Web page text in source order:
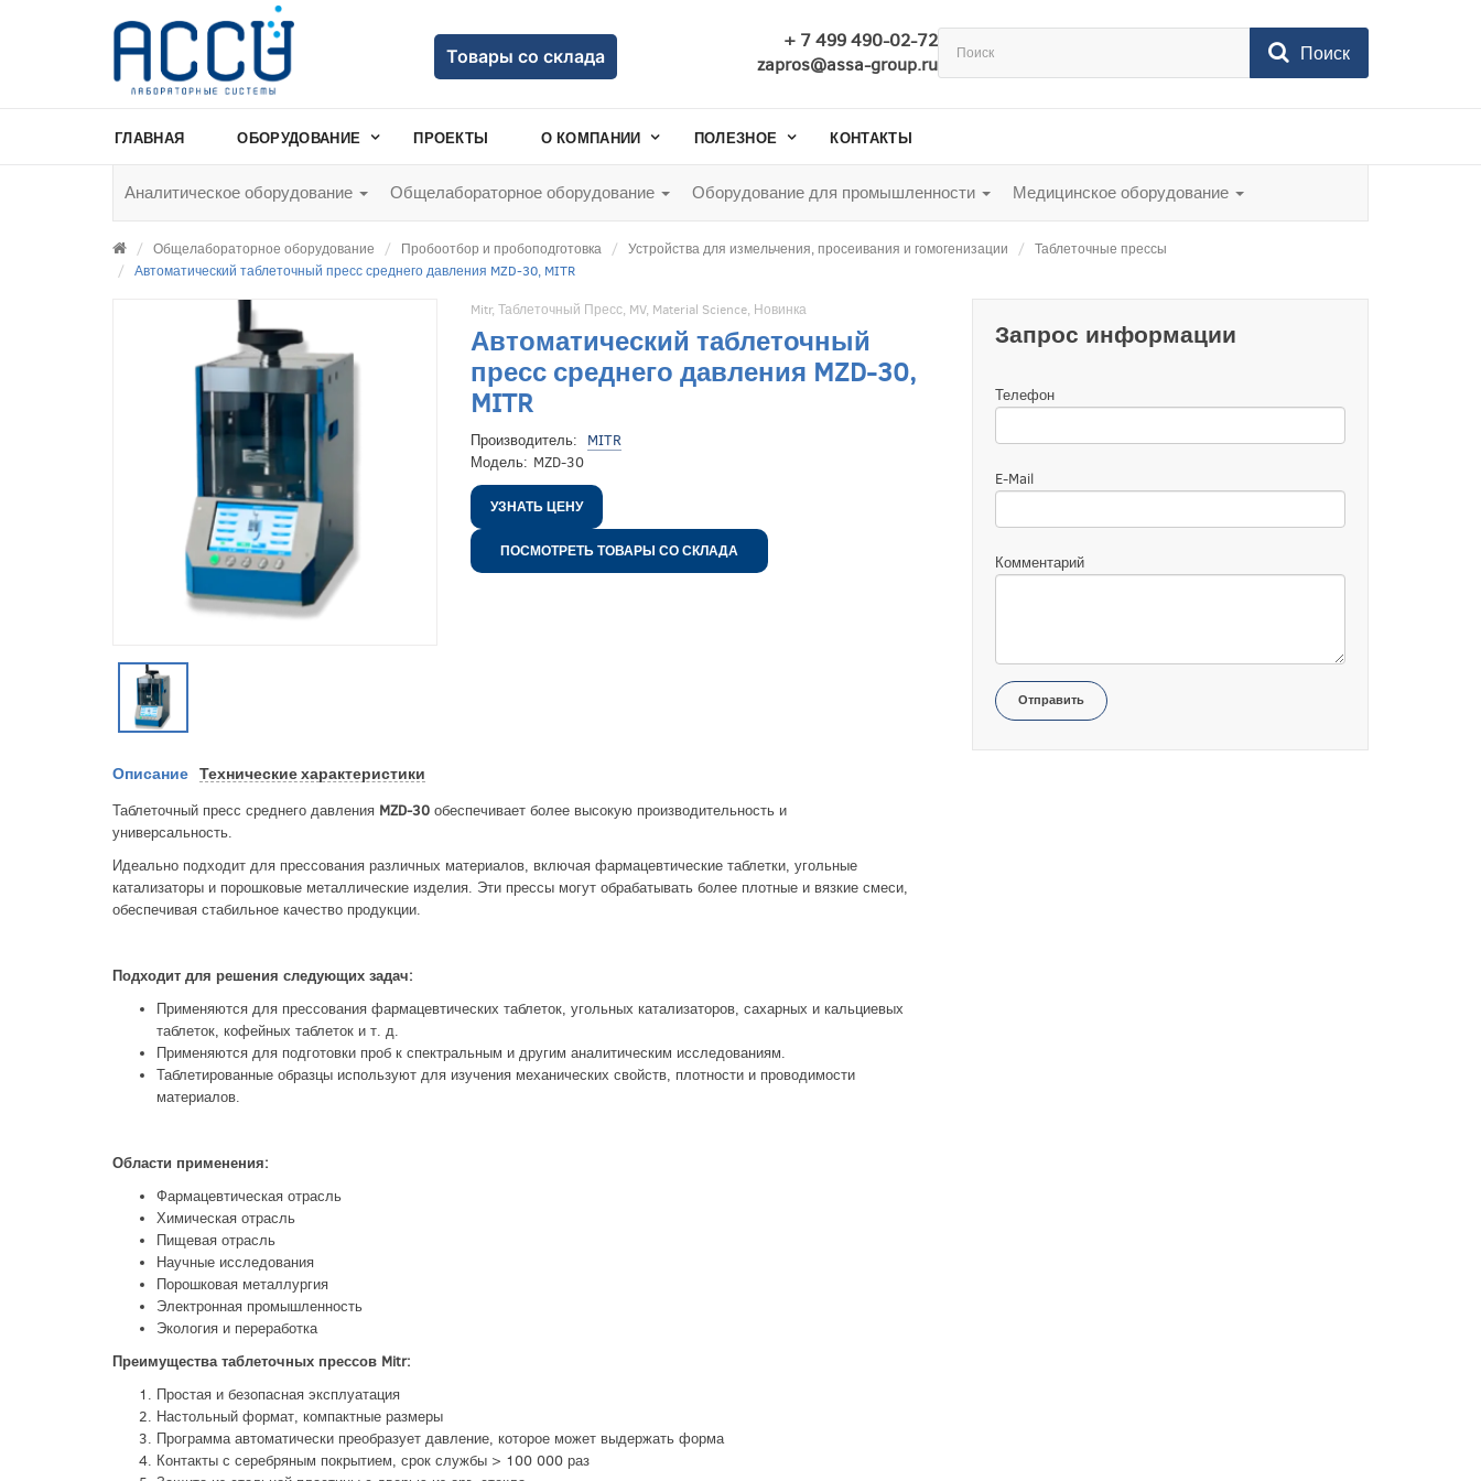
Товары со склада
+ 7 499 490-02-72
zapros@assa-group.ru
Поиск
ГЛАВНАЯ ОБОРУДОВАНИЕ ПРОЕКТЫ О КОМПАНИИ ПОЛЕЗНОЕ КОНТАКТЫ
Аналитическое оборудование Общелабораторное оборудование Оборудование для промышленности Медицинское оборудование
Общелабораторное оборудование Пробоотбор и пробоподготовка Устройства для измельчения, просеивания и гомогенизации
Таблеточные прессы
Автоматический таблеточный пресс среднего давления MZD-30, MITR
Mitr, Таблеточный Пресс, MV, Material Science, Новинка
Автоматический таблеточный
пресс среднего давления MZD-30,
MITR
Производитель:
MITR
Модель: MZD-30
УЗНАТЬ ЦЕНУ
ПОСМОТРЕТЬ ТОВАРЫ СО СКЛАДА
Описание Технические характеристики
Таблеточный пресс среднего давления MZD-30 обеспечивает более высокую производительность и
универсальность.
Идеально подходит для прессования различных материалов, включая фармацевтические таблетки, угольные
катализаторы и порошковые металлические изделия. Эти прессы могут обрабатывать более плотные и вязкие смеси,
обеспечивая стабильное качество продукции.
Подходит для решения следующих задач:
Применяются для прессования фармацевтических таблеток, угольных катализаторов, сахарных и кальциевых
таблеток, кофейных таблеток и т. д.
Применяются для подготовки проб к спектральным и другим аналитическим исследованиям.
Таблетированные образцы используют для изучения механических свойств, плотности и проводимости
материалов.
Области применения:
Фармацевтическая отрасль
Химическая отрасль
Пищевая отрасль
Научные исследования
Порошковая металлургия
Электронная промышленность
Экология и переработка
Преимущества таблеточных прессов Mitr:
Простая и безопасная эксплуатация
Настольный формат, компактные размеры
Программа автоматически преобразует давление, которое может выдержать форма
Контакты с серебряным покрытием, срок службы > 100 000 раз
Запрос информации
Телефон
E-Mail
Комментарий
Отправить